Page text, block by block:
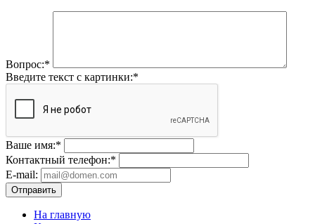
Вопрос:*
Введите текст с картинки:*
Ваше имя:*
Контактный телефон:*
E-mail:
Отправить
На главную